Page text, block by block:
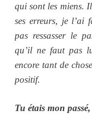
qui sont les miens.
ses erreurs, je
pas ressasser le
qu’il ne faut pas
encore tant de
positif.
Tu étais mon